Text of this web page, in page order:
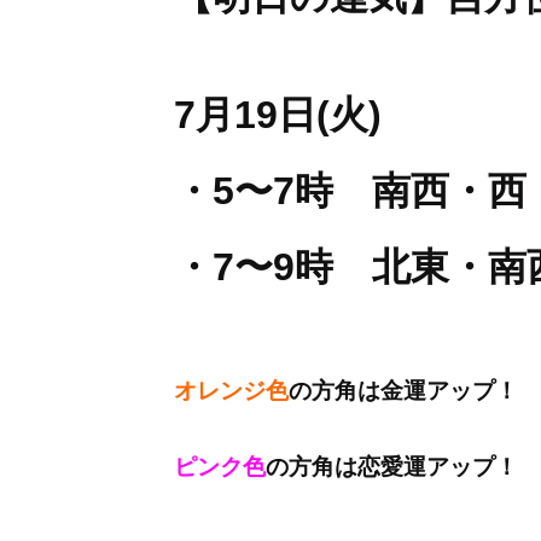
7月19日(火)
・5〜7時 南西・西
・7〜9時 北東・南
オレンジ色の方角は金運アップ！
ピンク色の方角は恋愛運アップ！